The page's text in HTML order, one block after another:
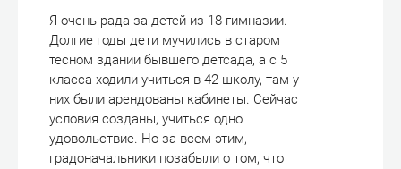
Я очень рада за детей из 18 гимназии.
Долгие годы дети мучились в старом
тесном здании бывшего детсада, а с 5
класса ходили учиться в 42 школу, там у
них были арендованы кабинеты. Сейчас
условия созданы, учиться одно
удовольствие. Но за всем этим,
градоначальники позабыли о том, что